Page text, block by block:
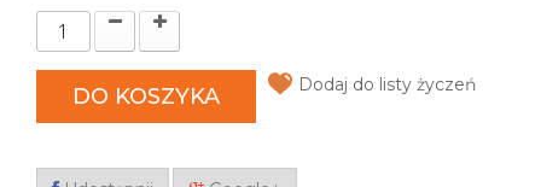
DO KOSZYKA Dodaj do listy życzeń